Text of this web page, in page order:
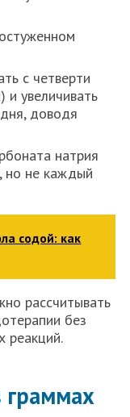
с четверти
увеличивать
доводя
натрия
но не каждый
содой: как
рассчитывать
без
реакций.
граммах